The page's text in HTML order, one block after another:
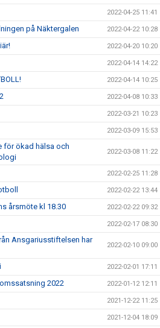
2022-04-25 11:41
på Näktergalen 2022-04-22 10:28
2022-04-20 10:20
2022-04-14 14:22
2022-04-14 10:25
2022-04-08 10:33
2022-03-21 10:23
2022-03-09 15:53
för ökad hälsa och
2022-03-08 11:22
2022-02-25 11:28
2022-02-22 13:44
årsmöte kl 18.30 2022-02-22 09:32
2022-02-17 08:30
Ansgariusstiftelsen har
2022-02-10 09:00
2022-02-01 17:11
2022 2022-01-12 12:11
2021-12-22 11:25
2021-12-04 18:09